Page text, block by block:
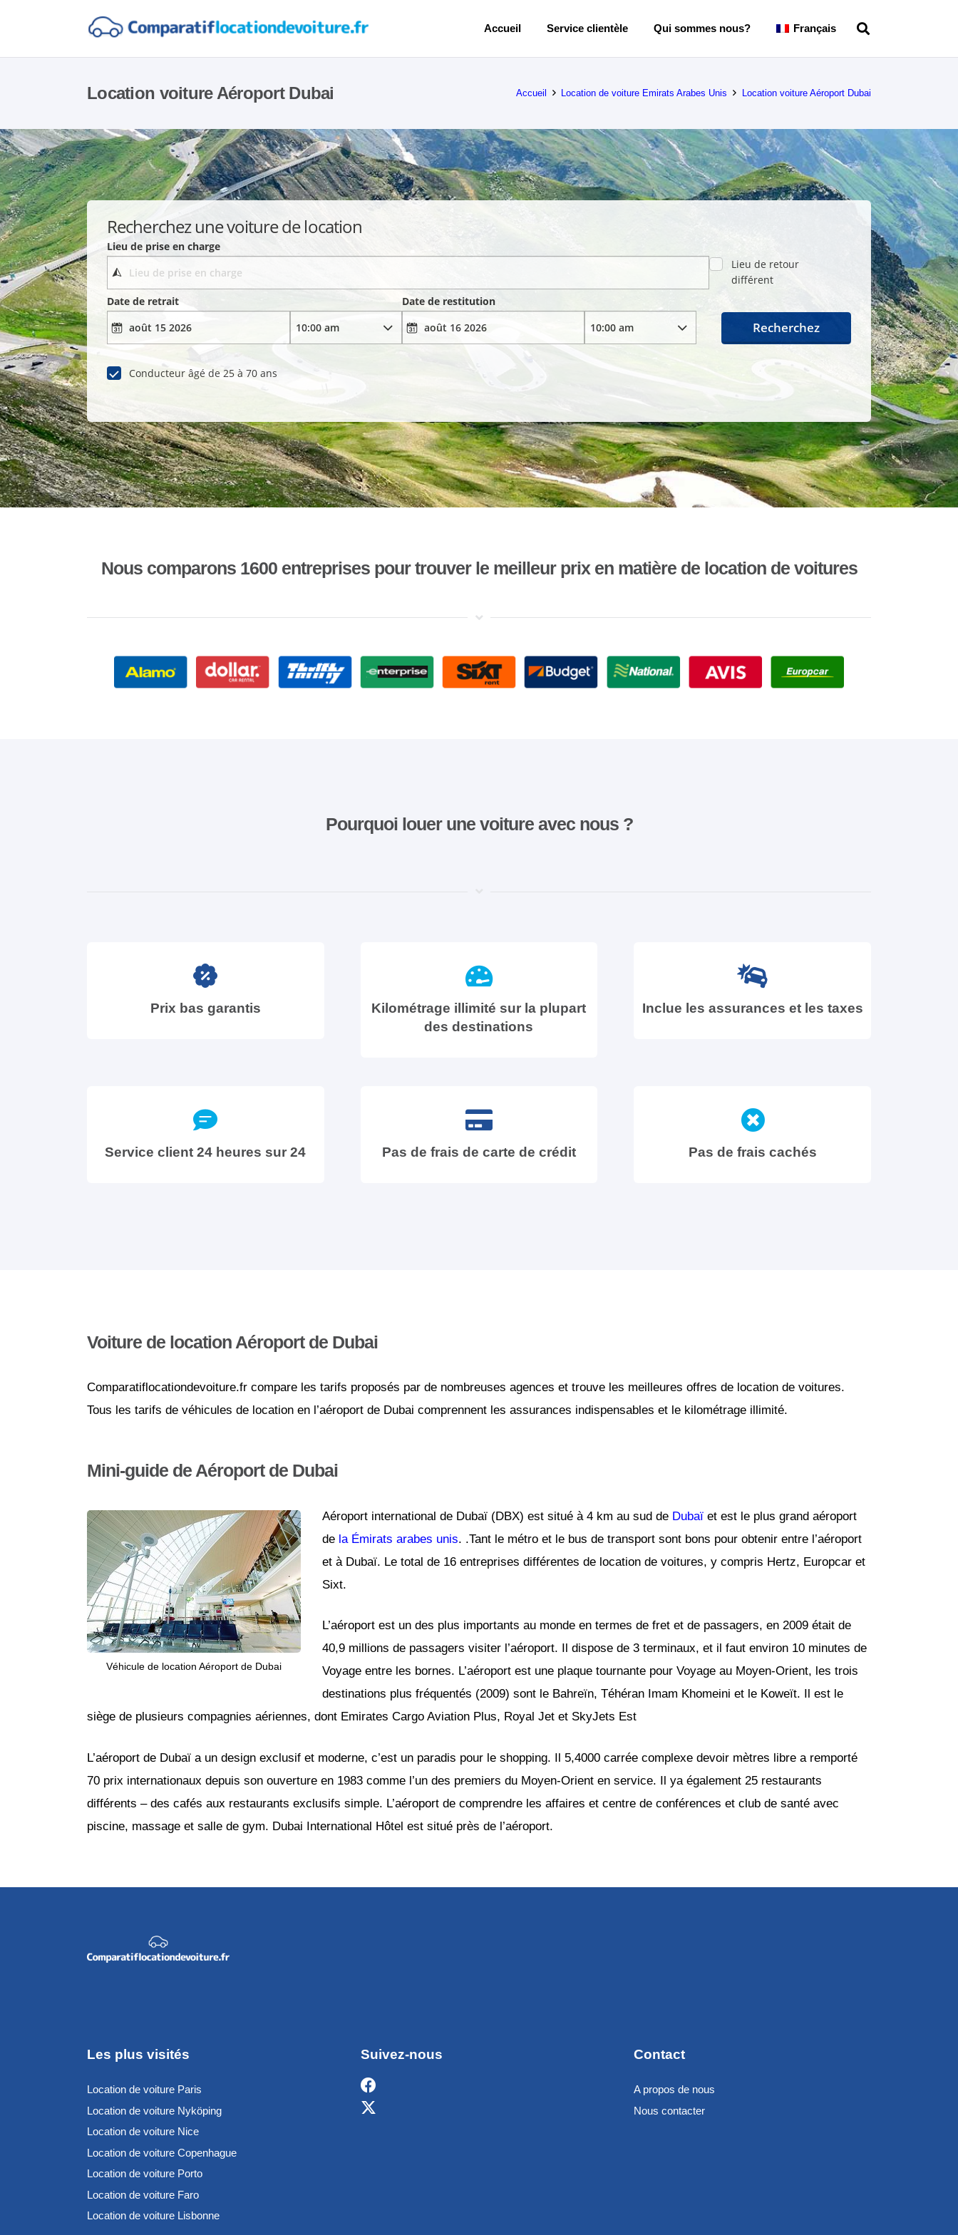
Accueil Service clientèle Qui sommes nous? Français
Location voiture Aéroport Dubai Accueil Location de voiture Emirats Arabes Unis Location voiture Aéroport Dubai
Recherchez une voiture de location
Lieu de prise en charge
Lieu de retour
différent
Date de retrait
Date de restitution
Conducteur âgé de 25 à 70 ans
Recherchez
Nous comparons 1600 entreprises pour trouver le meilleur prix en matière de location de voitures
Pourquoi louer une voiture avec nous ?
Prix bas garantis
Kilométrage illimité sur la plupart
des destinations
Inclue les assurances et les taxes
Service client 24 heures sur 24 Pas de frais de carte de crédit Pas de frais cachés
Voiture de location Aéroport de Dubai
Comparatiflocationdevoiture.fr compare les tarifs proposés par de nombreuses agences et trouve les meilleures offres de location de voitures.
Tous les tarifs de véhicules de location en l’aéroport de Dubai comprennent les assurances indispensables et le kilométrage illimité.
Mini-guide de Aéroport de Dubai
Véhicule de location Aéroport de Dubai
Aéroport international de Dubaï (DBX) est situé à 4 km au sud de Dubaï et est le plus grand aéroport
de la Émirats arabes unis. .Tant le métro et le bus de transport sont bons pour obtenir entre l’aéroport
et à Dubaï. Le total de 16 entreprises différentes de location de voitures, y compris Hertz, Europcar et
Sixt.
L’aéroport est un des plus importants au monde en termes de fret et de passagers, en 2009 était de
40,9 millions de passagers visiter l’aéroport. Il dispose de 3 terminaux, et il faut environ 10 minutes de
Voyage entre les bornes. L’aéroport est une plaque tournante pour Voyage au Moyen-Orient, les trois
destinations plus fréquentés (2009) sont le Bahreïn, Téhéran Imam Khomeini et le Koweït. Il est le
siège de plusieurs compagnies aériennes, dont Emirates Cargo Aviation Plus, Royal Jet et SkyJets Est
L’aéroport de Dubaï a un design exclusif et moderne, c’est un paradis pour le shopping. Il 5,4000 carrée complexe devoir mètres libre a remporté
70 prix internationaux depuis son ouverture en 1983 comme l’un des premiers du Moyen-Orient en service. Il ya également 25 restaurants
différents – des cafés aux restaurants exclusifs simple. L’aéroport de comprendre les affaires et centre de conférences et club de santé avec
piscine, massage et salle de gym. Dubai International Hôtel est situé près de l’aéroport.
Les plus visités
Location de voiture Paris
Location de voiture Nyköping
Location de voiture Nice
Location de voiture Copenhague
Location de voiture Porto
Location de voiture Faro
Location de voiture Lisbonne
Suivez-nous Contact
A propos de nous
Nous contacter